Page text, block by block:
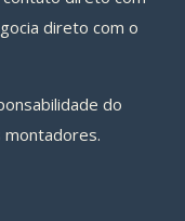
direto com o
do
montadores.